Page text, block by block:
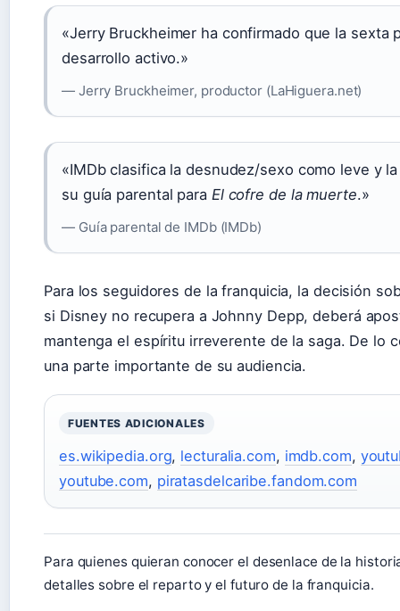
«Jerry Bruckheimer ha confirmado que la sexta
desarrollo activo.»
— Jerry Bruckheimer, productor (LaHiguera.net)
«IMDb clasifica la desnudez/sexo como leve y
su guía parental para El cofre de la muerte.»
— Guía parental de IMDb (IMDb)
Para los seguidores de la franquicia, la decisión
si Disney no recupera a Johnny Depp, deberá
mantenga el espíritu irreverente de la saga. De lo
una parte importante de su audiencia.
FUENTES ADICIONALES
es.wikipedia.org, lecturalia.com, imdb.com,
youtube.com, piratasdelcaribe.fandom.com
Para quienes quieran conocer el desenlace de la
detalles sobre el reparto y el futuro de la franquicia.